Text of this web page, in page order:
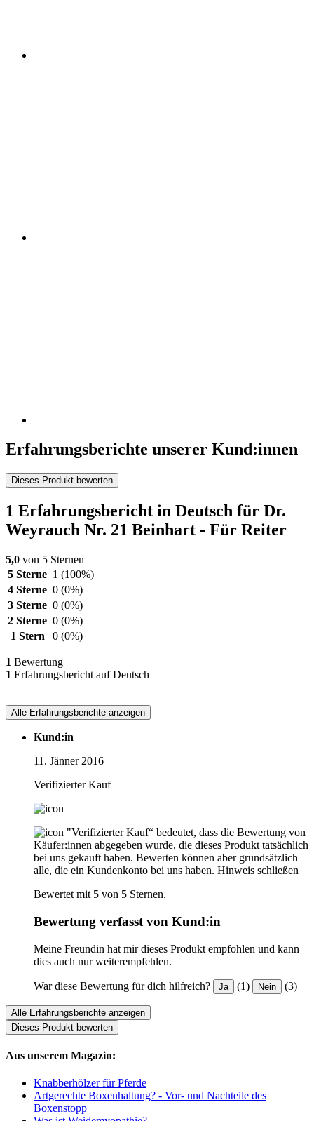
Erfahrungsberichte unserer Kund:innen
Dieses Produkt bewerten
1 Erfahrungsbericht in Deutsch für Dr.
Weyrauch Nr. 21 Beinhart - Für Reiter
5,0 von 5 Sternen
5 Sterne 1 (100%)
4 Sterne 0 (0%)
3 Sterne 0 (0%)
2 Sterne 0 (0%)
1 Stern
0 (0%)
1 Bewertung
1 Erfahrungsbericht auf Deutsch
Alle Erfahrungsberichte anzeigen
Kund:in
11. Jänner 2016
Verifizierter Kauf
"Verifizierter Kauf“ bedeutet, dass die Bewertung von
Käufer:innen abgegeben wurde, die dieses Produkt tatsächlich
bei uns gekauft haben. Bewerten können aber grundsätzlich
alle, die ein Kundenkonto bei uns haben. Hinweis schließen
Bewertet mit 5 von 5 Sternen.
Bewertung verfasst von Kund:in
Meine Freundin hat mir dieses Produkt empfohlen und kann
dies auch nur weiterempfehlen.
War diese Bewertung für dich hilfreich? Ja (1) Nein (3)
Alle Erfahrungsberichte anzeigen
Dieses Produkt bewerten
Aus unserem Magazin:
Knabberhölzer für Pferde
Artgerechte Boxenhaltung? - Vor- und Nachteile des
Boxenstopp